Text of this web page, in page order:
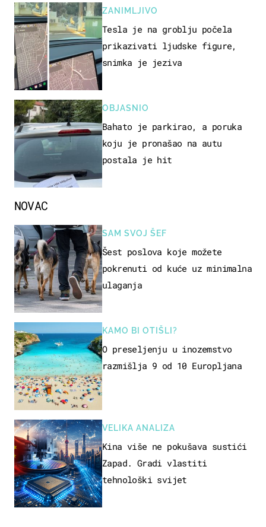
ZANIMLJIVO
Tesla je na groblju počela
prikazivati ljudske figure,
snimka je jeziva
OBJASNIO
Bahato je parkirao, a poruka
koju je pronašao na autu
postala je hit
NOVAC
SAM SVOJ ŠEF
Šest poslova koje možete
pokrenuti od kuće uz minimalna
ulaganja
KAMO BI OTIŠLI?
O preseljenju u inozemstvo
razmišlja 9 od 10 Europljana
VELIKA ANALIZA
Kina više ne pokušava sustići
Zapad. Gradi vlastiti
tehnološki svijet